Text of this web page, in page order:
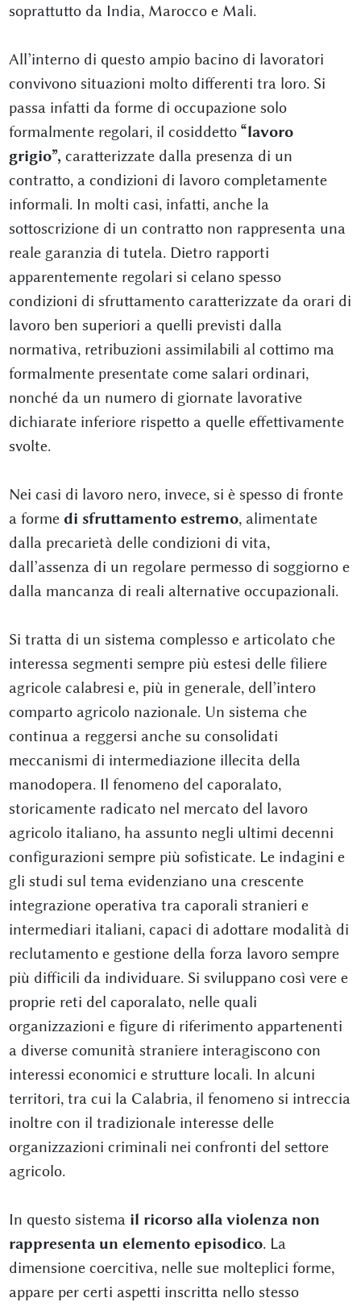
soprattutto da India, Marocco e Mali.
All’interno di questo ampio bacino di lavoratori
convivono situazioni molto differenti tra loro. Si
passa infatti da forme di occupazione solo
formalmente regolari, il cosiddetto “lavoro
grigio”, caratterizzate dalla presenza di un
contratto, a condizioni di lavoro completamente
informali. In molti casi, infatti, anche la
sottoscrizione di un contratto non rappresenta una
reale garanzia di tutela. Dietro rapporti
apparentemente regolari si celano spesso
condizioni di sfruttamento caratterizzate da orari di
lavoro ben superiori a quelli previsti dalla
normativa, retribuzioni assimilabili al cottimo ma
formalmente presentate come salari ordinari,
nonché da un numero di giornate lavorative
dichiarate inferiore rispetto a quelle effettivamente
svolte.
Nei casi di lavoro nero, invece, si è spesso di fronte
a forme di sfruttamento estremo, alimentate
dalla precarietà delle condizioni di vita,
dall’assenza di un regolare permesso di soggiorno e
dalla mancanza di reali alternative occupazionali.
Si tratta di un sistema complesso e articolato che
interessa segmenti sempre più estesi delle filiere
agricole calabresi e, più in generale, dell’intero
comparto agricolo nazionale. Un sistema che
continua a reggersi anche su consolidati
meccanismi di intermediazione illecita della
manodopera. Il fenomeno del caporalato,
storicamente radicato nel mercato del lavoro
agricolo italiano, ha assunto negli ultimi decenni
configurazioni sempre più sofisticate. Le indagini e
gli studi sul tema evidenziano una crescente
integrazione operativa tra caporali stranieri e
intermediari italiani, capaci di adottare modalità di
reclutamento e gestione della forza lavoro sempre
più difficili da individuare. Si sviluppano così vere e
proprie reti del caporalato, nelle quali
organizzazioni e figure di riferimento appartenenti
a diverse comunità straniere interagiscono con
interessi economici e strutture locali. In alcuni
territori, tra cui la Calabria, il fenomeno si intreccia
inoltre con il tradizionale interesse delle
organizzazioni criminali nei confronti del settore
agricolo.
In questo sistema il ricorso alla violenza non
rappresenta un elemento episodico. La
dimensione coercitiva, nelle sue molteplici forme,
appare per certi aspetti inscritta nello stesso